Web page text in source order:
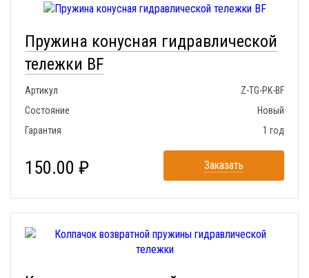
Пружина конусная гидравлической
тележки BF
Артикул
Z-TG-PK-BF
Состояние
Новый
Гарантия
1 год
150.00 ₽ Заказать